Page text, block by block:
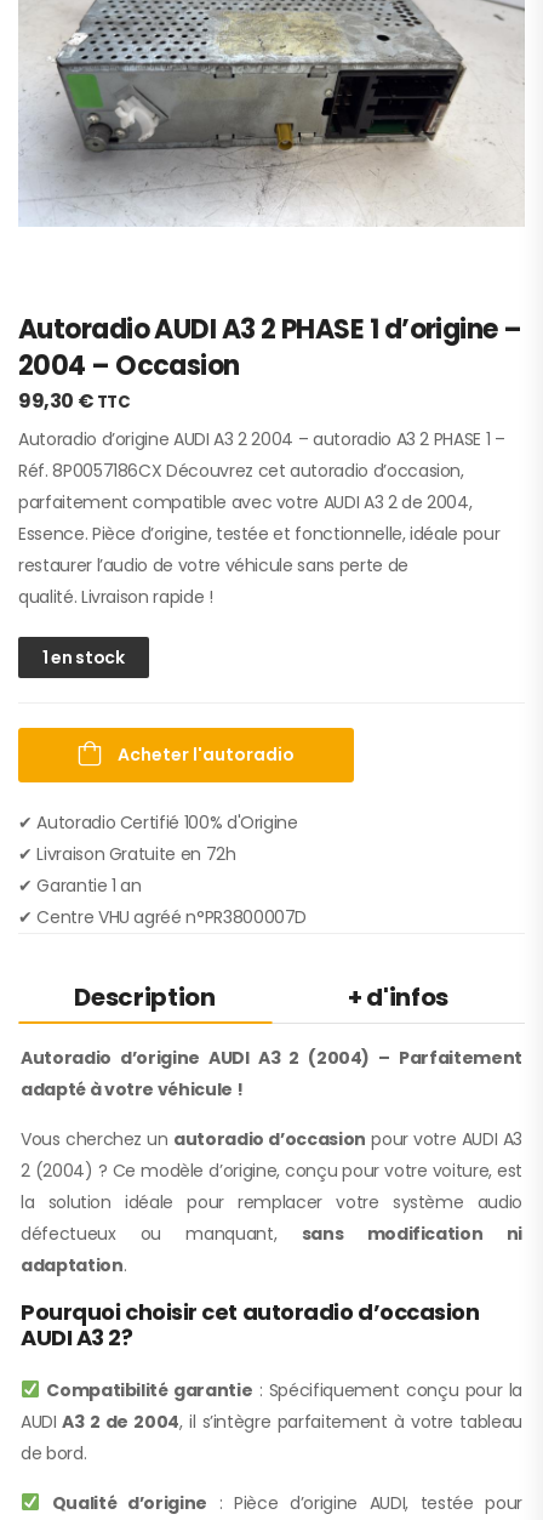
Autoradio AUDI A3 2 PHASE 1 d’origine –
2004 – Occasion
99,30 € TTC
Autoradio d’origine AUDI A3 2 2004 – autoradio A3 2 PHASE 1 –
Réf. 8P0057186CX Découvrez cet autoradio d’occasion,
parfaitement compatible avec votre AUDI A3 2 de 2004,
Essence. Pièce d’origine, testée et fonctionnelle, idéale pour
restaurer l’audio de votre véhicule sans perte de
qualité. Livraison rapide !
1 en stock
Acheter l'autoradio
✔ Autoradio Certifié 100% d'Origine
✔︎ Livraison Gratuite en 72h
✔︎ Garantie 1 an
✔︎ Centre VHU agréé n°PR3800007D
Description + d'infos
Autoradio d’origine AUDI A3 2 (2004) – Parfaitement
adapté à votre véhicule !
Vous cherchez un autoradio d’occasion pour votre AUDI A3
2 (2004) ? Ce modèle d’origine, conçu pour votre voiture, est
la solution idéale pour remplacer votre système audio
défectueux ou manquant, sans modification ni
adaptation.
Pourquoi choisir cet autoradio d’occasion
AUDI A3 2?
Compatibilité garantie : Spécifiquement conçu pour la
AUDI A3 2 de 2004, il s’intègre parfaitement à votre tableau
de bord.
Qualité d’origine : Pièce d’origine AUDI, testée pour